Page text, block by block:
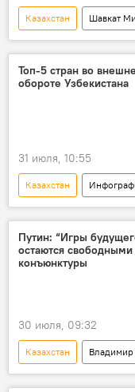
Казахстан
Шавкат
Кыргызстан
Азербайджан
декларация
Топ-5 стран во
обороте Узбекистана
31 июля, 10:55
Казахстан
Торговля
Афганистан
Путин: “Игры
остаются
конъюнктуры
30 июля, 09:32
Казахстан
Владимир
президент РФ